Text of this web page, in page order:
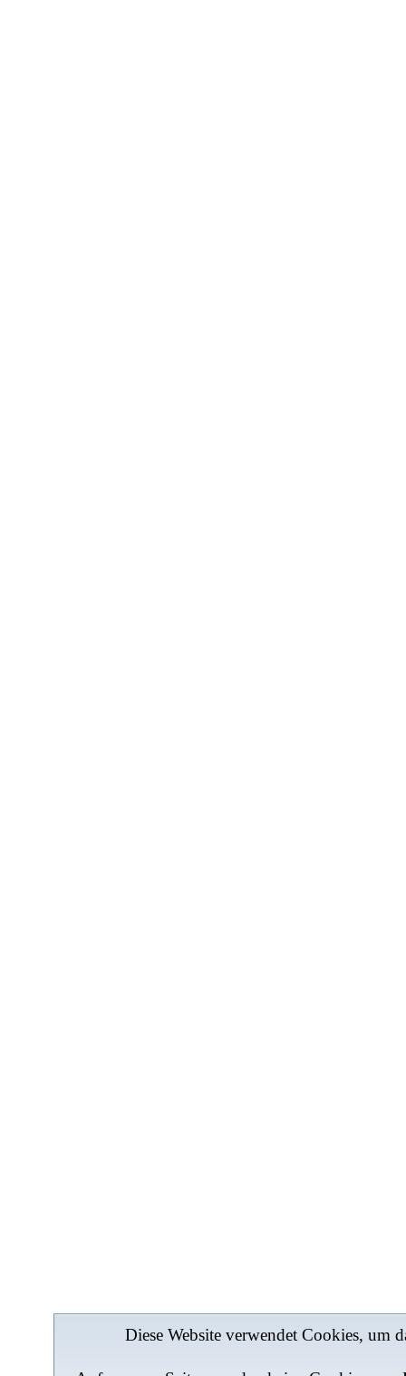
Diese Website verwendet Cookies, um